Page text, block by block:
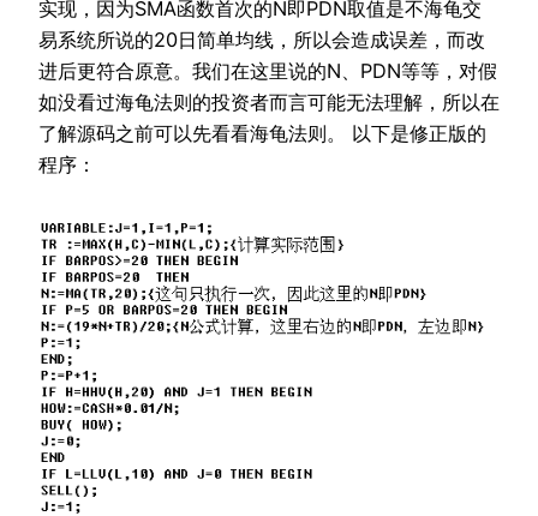
实现，因为SMA函数首次的N即PDN取值是不海龟交
易系统所说的20日简单均线，所以会造成误差，而改
进后更符合原意。我们在这里说的N、PDN等等，对假
如没看过海龟法则的投资者而言可能无法理解，所以在
了解源码之前可以先看看海龟法则。 以下是修正版的
程序：